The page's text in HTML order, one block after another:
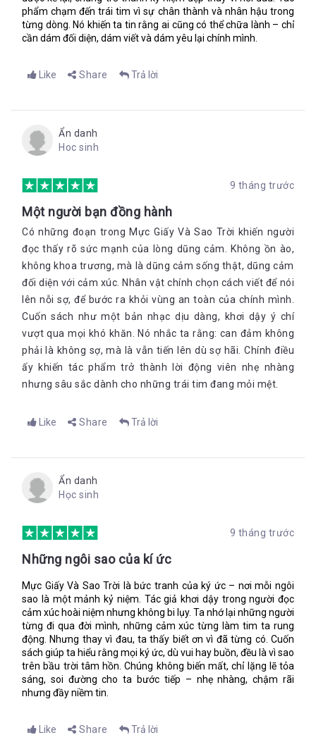
Tôi đã gây ra chuyện này và giờ tôi phải cứu vãn tình thế đó.
không dùng tới. Những thứ này biết đâu sẽ có ích. Bỏ lá thư
Tớ đến với cậu đây, Lupe.
cây rỉ ra, chỉ có dấu gãy đổ ở những bụi cây thấp. Tôi mường
tượng ra Lupe, một mình và kiên quyết.
Tớ sẽ chứng minh cho
cậu thấy là tớ không hề tồi tệ.
Sau cái nheo mắt, ngôi làng xương dần mờ khuất tầm nhìn, tôi
lấy bản đồ của mình ra và tiếp tục đánh dấu địa hình.
“Em không cần làm nữa đâu,” Pablo nói nhẹ nhàng. “Em nên
nghỉ ngơi đi thì hơn.”
Tôi lờ anh. Tôi phải làm việc này. Cây bút lông ngỗng dường
như là thứ duy nhất trên thế giớ tôi có thể dựa vào.
Xin cậu đấy, Lupe. Hãy bình an nhé.
Bởi vì nó cũng đầy ắp những điều kỳ diệu, và có thể đưa con
đến bất cứ nơi nào trên thế giới này.
“Cậu nghe thấy mà phải không Lupe? Có rất nhiều nơi chúng
ta phải thấy.”
Một khuôn mặt đen thui và lo lắng lướt qua tầm nhìn. Tôi nheo
mắt tập trung, rồi nhắm mắt lại. Cú sốc khiến tôi lạnh rợn
người. Tôi chết rồi, có lẽ là thế.
Nhưng tôi không cảm thấy mình đã chết. Tôi cảm nhận được
mặt đất, cảm nhận mạch đập ở cổ.
Tôi ngước nhìn thêm lần nữa. Lọn tóc quăn dày đen bóng bết
thành tím, gương mặt nhọ nhem mà Señora Adori không bao
phẩm chạm đến trái tim vì sự chân thành và nhân hậu trong
từng dòng. Nó khiến ta tin rằng ai cũng có thể chữa lành – chỉ
cần dám đối diện, dám viết và dám yêu lại chính mình.
Like Share Trả lời
Ẩn danh
Hoc sinh
9 tháng trước
Một người bạn đồng hành
Có những đoạn trong Mực Giấy Và Sao Trời khiến người
đọc thấy rõ sức mạnh của lòng dũng cảm. Không ồn ào,
không khoa trương, mà là dũng cảm sống thật, dũng cảm
đối diện với cảm xúc. Nhân vật chính chọn cách viết để nói
lên nỗi sợ, để bước ra khỏi vùng an toàn của chính mình.
Cuốn sách như một bản nhạc dịu dàng, khơi dậy ý chí
vượt qua mọi khó khăn. Nó nhắc ta rằng: can đảm không
phải là không sợ, mà là vẫn tiến lên dù sợ hãi. Chính điều
ấy khiến tác phẩm trở thành lời động viên nhẹ nhàng
nhưng sâu sắc dành cho những trái tim đang mỏi mệt.
Like Share Trả lời
Ẩn danh
Học sinh
9 tháng trước
Những ngôi sao của kí ức
Mực Giấy Và Sao Trời là bức tranh của ký ức – nơi mỗi ngôi
sao là một mảnh kỷ niệm. Tác giả khơi dậy trong người đọc
cảm xúc hoài niệm nhưng không bi lụy. Ta nhớ lại những người
từng đi qua đời mình, những cảm xúc từng làm tim ta rung
động. Nhưng thay vì đau, ta thấy biết ơn vì đã từng có. Cuốn
sách giúp ta hiểu rằng mọi ký ức, dù vui hay buồn, đều là vì sao
trên bầu trời tâm hồn. Chúng không biến mất, chỉ lặng lẽ tỏa
sáng, soi đường cho ta bước tiếp – nhẹ nhàng, chậm rãi
nhưng đầy niềm tin.
Like Share Trả lời